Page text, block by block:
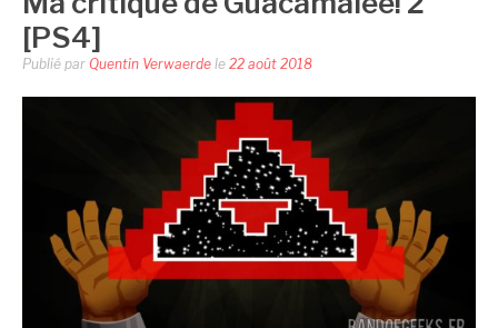
[PS4]
Publié par Quentin Verwaerde le 22 août 2018